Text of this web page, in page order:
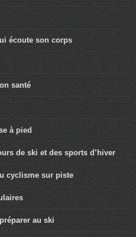
écoute son corps
santé
à pied
de ski et des sports d’hiver
cyclisme sur piste
au ski